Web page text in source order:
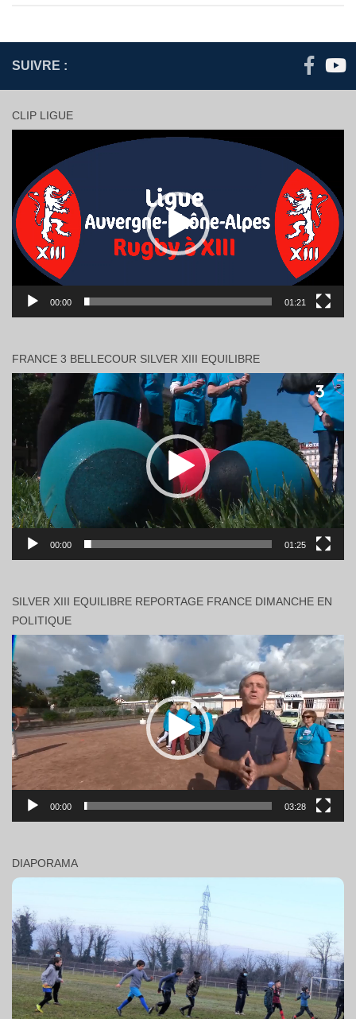
SUIVRE :
CLIP LIGUE
00:00 01:21
FRANCE 3 BELLECOUR SILVER XIII EQUILIBRE
Lecteur
vidéo
00:00 01:25
SILVER XIII EQUILIBRE REPORTAGE FRANCE DIMANCHE EN
POLITIQUE
Lecteur
vidéo
00:00 03:28
DIAPORAMA